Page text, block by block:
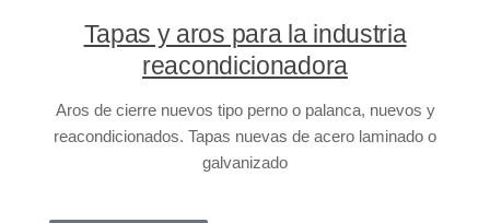
Tapas y aros para la industria
reacondicionadora
Aros de cierre nuevos tipo perno o palanca, nuevos y
reacondicionados. Tapas nuevas de acero laminado o
galvanizado